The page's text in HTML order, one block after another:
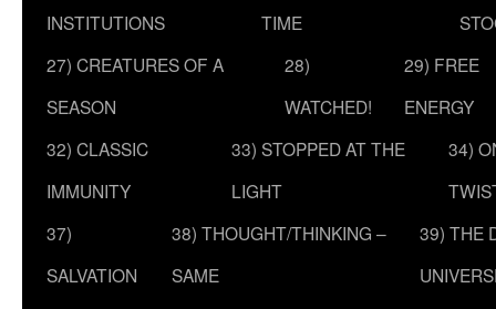
INSTITUTIONS
TIME
27) CREATURES OF A
SEASON
28)
WATCHED!
29) FREE
ENERGY
32) CLASSIC
IMMUNITY
33) STOPPED AT THE
LIGHT
34)
37)
SALVATION
38) THOUGHT/THINKING –
SAME
39) THE